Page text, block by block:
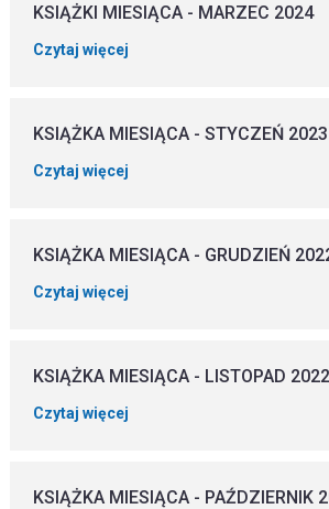
KSIĄŻKI MIESIĄCA - MARZEC 2024
Czytaj więcej
KSIĄŻKA MIESIĄCA - STYCZEŃ 2023
Czytaj więcej
KSIĄŻKA MIESIĄCA - GRUDZIEŃ
Czytaj więcej
KSIĄŻKA MIESIĄCA - LISTOPAD 2022
Czytaj więcej
KSIĄŻKA MIESIĄCA - PAŹDZIERNIK